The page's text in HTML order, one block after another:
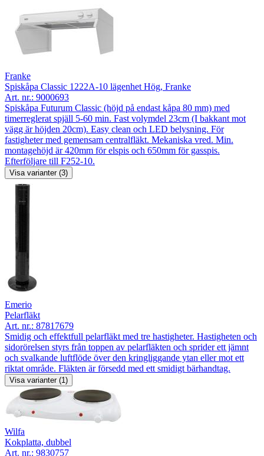
Franke
Spiskåpa Classic 1222A-10 lägenhet Hög, Franke
Art. nr.: 9000693
Spiskåpa Futurum Classic (höjd på endast kåpa 80 mm) med
timerreglerat spjäll 5-60 min. Fast volymdel 23cm (I bakkant mot
vägg är höjden 20cm). Easy clean och LED belysning. För
fastigheter med gemensam centralfläkt. Mekaniska vred. Min.
montagehöjd är 420mm för elspis och 650mm för gasspis.
Efterföljare till F252-10.
Visa varianter (3)
Emerio
Pelarfläkt
Art. nr.: 87817679
Smidig och effektfull pelarfläkt med tre hastigheter. Hastigheten och
sidorörelsen styrs från toppen av pelarfläkten och sprider ett jämnt
och svalkande luftflöde över den kringliggande ytan eller mot ett
riktat område. Fläkten är försedd med ett smidigt bärhandtag.
Visa varianter (1)
Wilfa
Kokplatta, dubbel
Art. nr.: 9830757